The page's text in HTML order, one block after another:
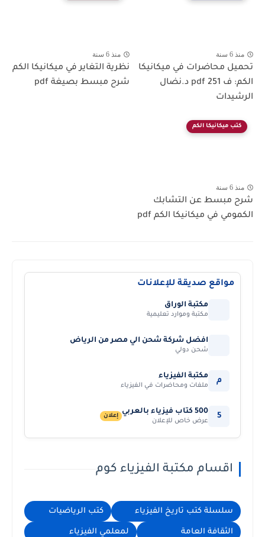
منذ 6 سنة
تحميل محاضرات في ميكانيكا
الكم: ف 251 pdf د.نضال
الرشيدات
منذ 6 سنة
نظرية التغاير في ميكانيكا الكم
شرح مبسط بصيغة pdf
كتب ميكانيكا الكم
منذ 6 سنة
شرح مبسط عن التشابك
الكمومي في ميكانيكا الكم pdf
مواقع صديقة للإعلانات
مكتبة الوراق
مكتبة وموارد تعليمية
افضل شركة شحن الي مصر من الرياض
شحن دولي
م مكتبة الفيزياء
ملفات ومحاضرات في الفيزياء
5 500 كتاب فيزياء بالعربي
عرض خاص للإعلان
إعلان
اقسام مكتبة الفيزياء كوم
سلسلة كتب تاريخ الفيزياء كتب الرياضيات
الثقافة العامة لمعلمي الفيزياء